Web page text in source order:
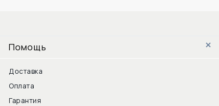
Помощь
Доставка
Оплата
Гарантия